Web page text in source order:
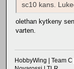
sc10 kans.
olethan kytkeny
varten.
HobbyWing | Team C